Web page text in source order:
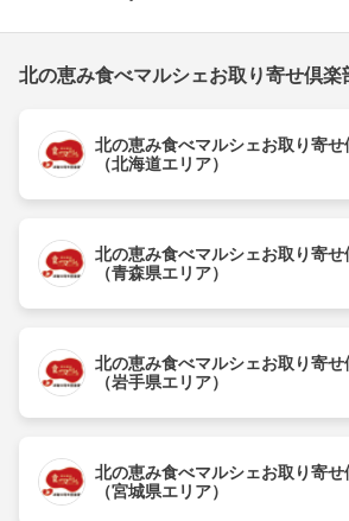
北の恵み食べマルシェお取り寄せ倶楽
北の恵み食べマルシェお取り寄せ
（北海道エリア）
北の恵み食べマルシェお取り寄せ
（青森県エリア）
北の恵み食べマルシェお取り寄せ
（岩手県エリア）
北の恵み食べマルシェお取り寄せ
（宮城県エリア）